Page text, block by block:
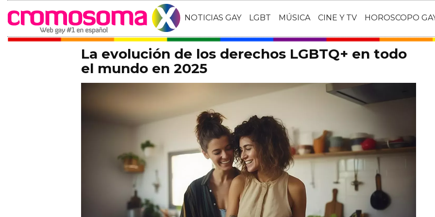
NOTICIAS GAY LGBT MÚSICA CINE Y TV HOROSCOPO
La evolución de los derechos LGBTQ+ en todo
el mundo en 2025